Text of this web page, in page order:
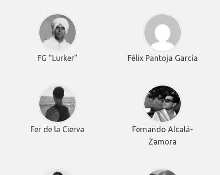
FG "Lurker" Félix Pantoja García
Fer de la Cierva
Fernando Alcalá-
Zamora